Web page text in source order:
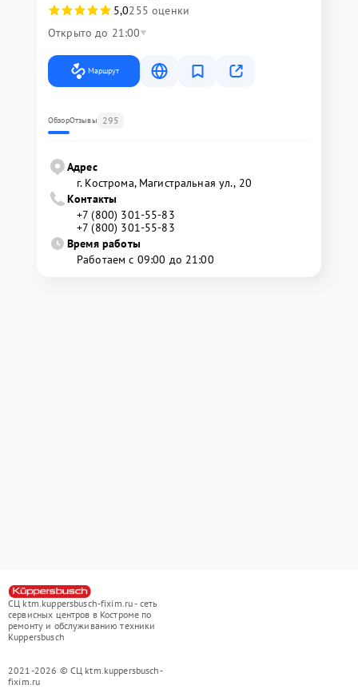
5,0255 оценки
Открыто до 21:00
Маршрут
ОбзорОтзывы 295
Адрес
г. Кострома, Магистральная ул., 20
Контакты
+7 (800) 301-55-83
+7 (800) 301-55-83
Время работы
Работаем с 09:00 до 21:00
СЦ ktm.kuppersbusch-fixim.ru - сеть
сервисных центров в Костроме по
ремонту и обслуживанию техники
Kuppersbusch
2021-2026 © СЦ ktm.kuppersbusch-
fixim.ru